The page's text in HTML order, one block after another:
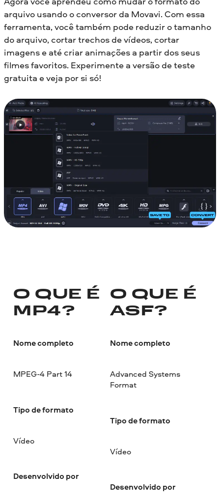
arquivo usando o conversor da Movavi. Com essa
ferramenta, você também pode reduzir o tamanho
do arquivo, cortar trechos de vídeos, cortar
imagens e até criar animações a partir dos seus
filmes favoritos. Experimente a versão de teste
gratuita e veja por si só!
O QUE É
MP4?
Nome completo
MPEG-4 Part 14
Tipo de formato
Vídeo
Desenvolvido por
O QUE É
ASF?
Nome completo
Advanced Systems
Format
Tipo de formato
Vídeo
Desenvolvido por